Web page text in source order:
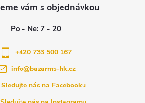
info@bazarms-hk.cz
+420 733 500 167
Sledujte nás na Facebooku